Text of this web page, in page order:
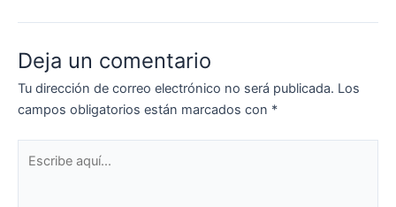
Deja un comentario
Tu dirección de correo electrónico no será publicada. Los
campos obligatorios están marcados con *